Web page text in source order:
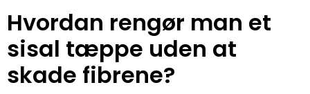
Hvordan rengør man et
sisal tæppe uden at
skade fibrene?